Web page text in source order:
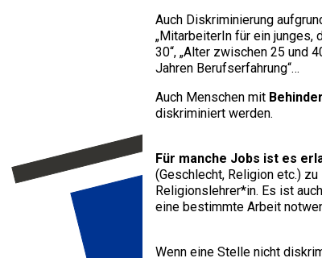
Auch Diskriminierung
„MitarbeiterIn für ein junges,
30“, „Alter zwischen 25 und
Jahren Berufserfahrung“…
Auch Menschen mit
diskriminiert werden.
Für manche Jobs ist es
(Geschlecht, Religion etc.)
Religionslehrer*in. Es ist
eine bestimmte Arbeit
Wenn eine Stelle nicht